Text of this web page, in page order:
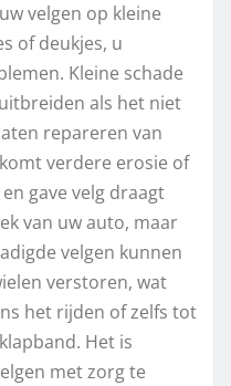
velgen op kleine
of deukjes, u
Kleine schade
als het niet
repareren van
verdere erosie of
gave velg draagt
van uw auto, maar
velgen kunnen
verstoren, wat
het rijden of zelfs tot
Het is
met zorg te